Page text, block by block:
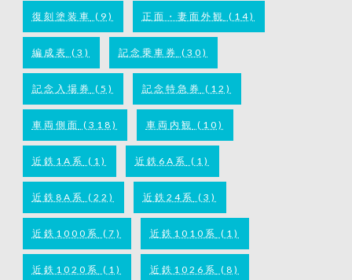
復刻塗装車 (9) 正面・妻面外観 (14)
編成表 (3) 記念乗車券 (30)
記念入場券 (5) 記念特急券 (12)
車両側面 (318) 車両内観 (10)
近鉄1A系 (1) 近鉄6A系 (1)
近鉄8A系 (22) 近鉄24系 (3)
近鉄1000系 (7) 近鉄1010系 (1)
近鉄1020系 (1) 近鉄1026系 (8)